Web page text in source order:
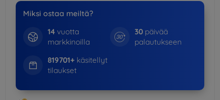
Miksi ostaa meiltä?
14vuotta
markkinoilla
30 päivää
palautukseen
819701+käsitellyt
tilaukset